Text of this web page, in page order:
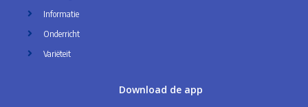
Informatie
Onderricht
Variëteit
Download de app